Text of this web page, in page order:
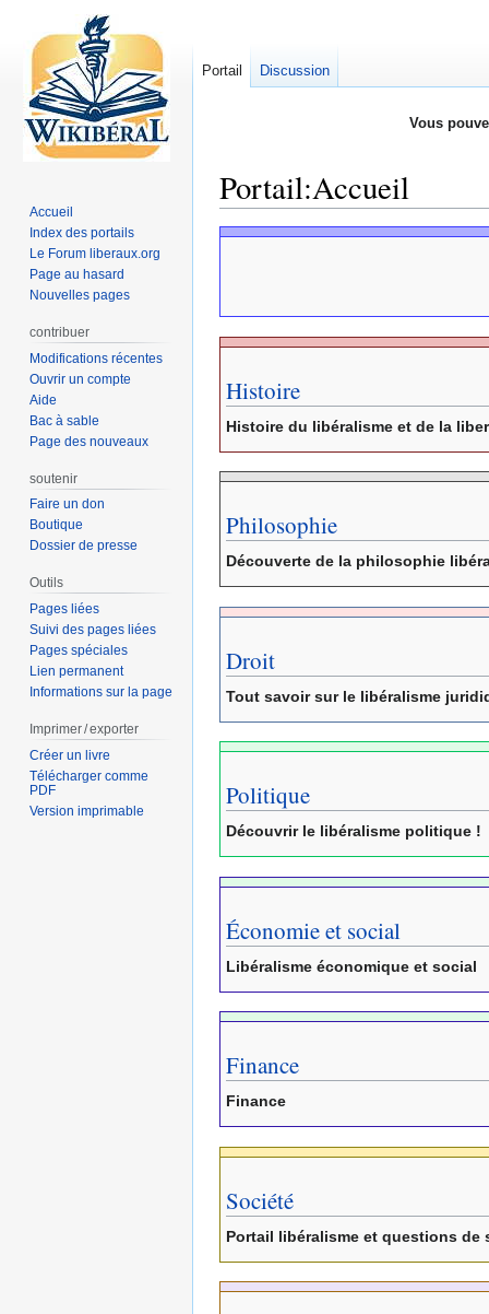
Vous
Portail:Accueil
Aller
Aller
Histoire
Histoire du libéralisme et de la
Philosophie
Découverte de la philosophie
Droit
Tout savoir sur le libéralisme
Politique
Découvrir le libéralisme politique !
Économie et social
Libéralisme économique et social
Finance
Finance
Société
Portail libéralisme et questions de
Portail Discussion
Accueil
Index des portails
Le Forum liberaux.org
Page au hasard
Nouvelles pages
contribuer
Modifications récentes
Ouvrir un compte
Aide
Bac à sable
Page des nouveaux
soutenir
Faire un don
Boutique
Dossier de presse
Outils
Pages liées
Suivi des pages liées
Pages spéciales
Lien permanent
Informations sur la page
Imprimer / exporter
Créer un livre
Télécharger comme
PDF
Version imprimable